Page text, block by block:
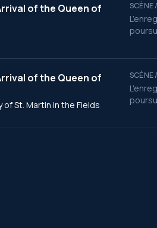
of the Queen of
SCÈNE
of the Queen of
of St. Martin in the Fields
SCÈNE